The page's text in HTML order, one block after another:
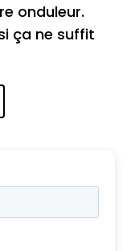
onduleur.
ça ne suffit